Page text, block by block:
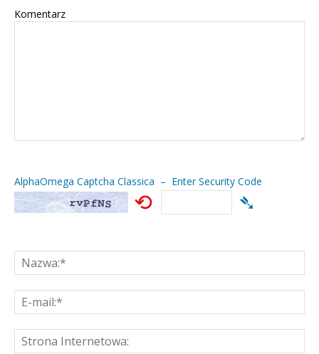
Komentarz
AlphaOmega Captcha Classica – Enter Security Code
⟲ ➴